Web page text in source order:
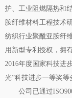
护、工业阻燃隔热和
胺纤维材料工程技术
纺织行业聚酰亚胺纤
用新型专利授权，拥
2016年度国家科技进
光”科技进步一等奖等
公司已通过